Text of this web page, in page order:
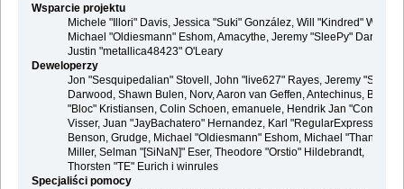
Wsparcie projektu
Michele "Illori" Davis, Jessica "Suki" González, Will "Kindred"
Michael "Oldiesmann" Eshom, Amacythe, Jeremy "SleePy" Darwood
Justin "metallica48423" O'Leary
Deweloperzy
Jon "Sesquipedalian" Stovell, John "live627" Rayes, Jeremy
Darwood, Shawn Bulen, Norv, Aaron van Geffen, Antechinus, Bjoern
"Bloc" Kristiansen, Colin Schoen, emanuele, Hendrik Jan "Compuart"
Visser, Juan "JayBachatero" Hernandez, Karl "RegularExpression"
Benson, Grudge, Michael "Oldiesmann" Eshom, Michael "Thantos"
Miller, Selman "[SiNaN]" Eser, Theodore "Orstio" Hildebrandt,
Thorsten "TE" Eurich i winrules
Specjaliści pomocy